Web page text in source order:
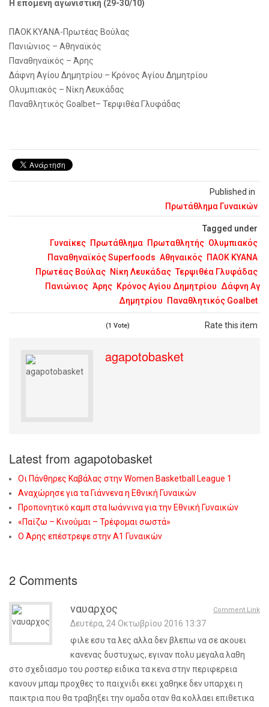
Published in
Πρωτάθλημα Γυναικών
Tagged under
Γυναίκες Πρωτάθλημα Πρωταθλητής Ολυμπιακός
Παναθηναϊκός Superfoods Αθηναικός ΠΑΟΚ ΚΥΑΝΑ
Πρωτέας Βούλας Νίκη Λευκάδας Τερψιθέα Γλυφάδας
Πανιώνιος Άρης Κρόνος Αγίου Δημητρίου Δάφνη Αγ
Δημητρίου
Παναθλητικός Goalbet
Rate this item
(1 Vote)
Η επόμενη αγωνιστική (29-30/10)
ΠΑΟΚ ΚΥΑΝΑ-Πρωτέας Βούλας
Πανιώνιος – Αθηναϊκός
Παναθηναϊκός – Άρης
Δάφνη Αγίου Δημητρίου – Κρόνος Αγίου Δημητρίου
Ολυμπιακός – Νίκη Λευκάδας
Παναθλητικός Goalbet– Τερψιθέα Γλυφάδας
agapotobasket
Latest from agapotobasket
Οι Πάνθηρες Καβάλας στην Women Basketball League 1
Αναχώρησε για τα Γιάννενα η Εθνική Γυναικών
Προπονητικό καμπ στα Ιωάννινα για την Εθνική Γυναικών
«Παίζω – Κινούμαι – Τρέφομαι σωστά»
Ο Άρης επέστρεψε στην Α1 Γυναικών
2 Comments
Comment Link
ναυαρχος
Δευτέρα, 24 Οκτωβρίου 2016 13:37
φιλε εσυ τα λες αλλα δεν βλεπω να σε ακουει
κανενας δυστυχως, εγιναν πολυ μεγαλα λαθη
στο σχεδιασμο του ροστερ ειδικα τα κενα στην περιφερεια
κανουν μπαμ προχθες το παιχνιδι εκει χαθηκε δεν υπαρχει η
παικτρια που θα τραβηξει την ομαδα οταν θα κολλαει επιθετικα